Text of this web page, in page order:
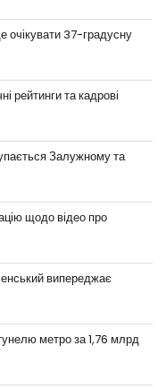
очікувати 37-градусну
рейтинги та кадрові
Залужному та
щодо відео про
випереджає
метро за 1,76 млрд